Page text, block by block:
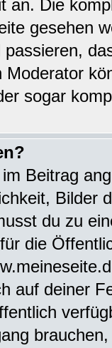
an. Die
gesehen
Moderator
sogar
Beitrag
Bilder
du zu
die
auf deiner